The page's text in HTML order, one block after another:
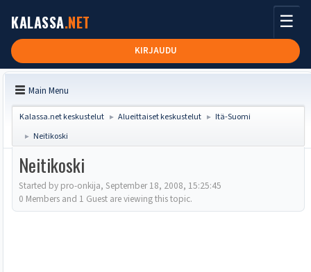
KALASSA.NET
KIRJAUDU
☰
Main Menu
Kalassa.net keskustelut ► Alueittaiset keskustelut ► Itä-Suomi
► Neitikoski
Neitikoski
Started by pro-onkija, September 18, 2008, 15:25:45
0 Members and 1 Guest are viewing this topic.